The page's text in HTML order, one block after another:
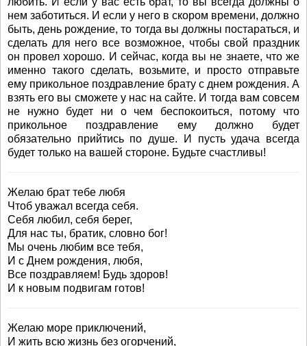
нем заботиться. И если у него в скором времени, должно
быть, день рождение, то тогда вы должны постараться, и
сделать для него все возможное, чтобы свой праздник
он провел хорошо. И сейчас, когда вы не знаете, что же
именно такого сделать, возьмите, и просто отправьте
ему прикольное поздравление брату с днем рождения. А
взять его вы сможете у нас на сайте. И тогда вам совсем
не нужно будет ни о чем беспокоиться, потому что
прикольное поздравление ему должно будет
обязательно прийтись по душе. И пусть удача всегда
будет только на вашей стороне. Будьте счастливы!
Желаю брат тебе любя
Чтоб уважал всегда себя.
Себя любил, себя берег,
Для нас ты, братик, словно бог!
Мы очень любим все тебя,
И с Днем рождения, любя,
Все поздравляем! Будь здоров!
И к новым подвигам готов!
Желаю море приключений,
И жить всю жизнь без огорчений,